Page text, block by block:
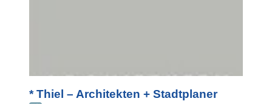
* Thiel – Architekten + Stadtplaner